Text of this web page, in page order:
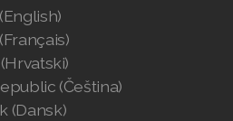
(Čeština)
(Dansk)